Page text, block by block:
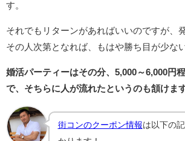
す。
それでもリターンがあればいいのですが、
その人次第となれば、もはや勝ち目が少な
婚活パーティーはその分、5,000～6,000円
で、そちらに人が流れたというのも頷けます
街コンのクーポン情報は以下の